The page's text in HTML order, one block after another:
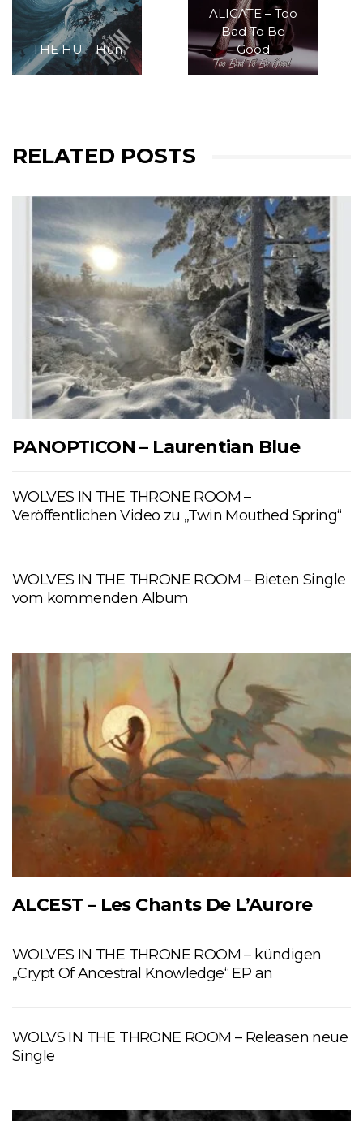
THE HU – Hun
ALICATE – Too
Bad To Be
Good
RELATED POSTS
PANOPTICON – Laurentian Blue
WOLVES IN THE THRONE ROOM –
Veröffentlichen Video zu „Twin Mouthed Spring“
WOLVES IN THE THRONE ROOM – Bieten Single
vom kommenden Album
ALCEST – Les Chants De L’Aurore
WOLVES IN THE THRONE ROOM – kündigen
„Crypt Of Ancestral Knowledge“ EP an
WOLVS IN THE THRONE ROOM – Releasen neue
Single